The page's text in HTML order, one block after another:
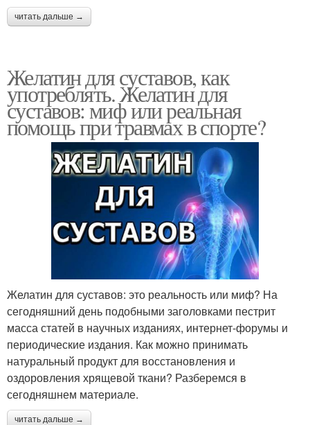
читать дальше →
Желатин для суставов, как
употреблять. Желатин для
суставов: миф или реальная
помощь при травмах в спорте?
Желатин для суставов: это реальность или миф? На
сегодняшний день подобными заголовками пестрит
масса статей в научных изданиях, интернет-форумы и
периодические издания. Как можно принимать
натуральный продукт для восстановления и
оздоровления хрящевой ткани? Разберемся в
сегодняшнем материале.
читать дальше →